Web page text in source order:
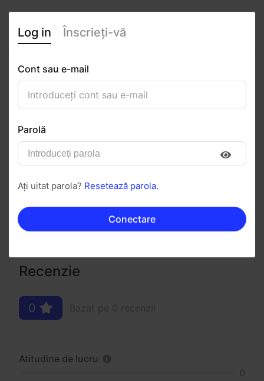
antonia rebeka
Urmăriți Salvați în PDF
Invitați Mesaj
Recenzie
0
Atitudine de lucru
Log in Înscrieți-vă
Cont sau e-mail
Parolă
Ați uitat parola? Resetează parola.
Conectare